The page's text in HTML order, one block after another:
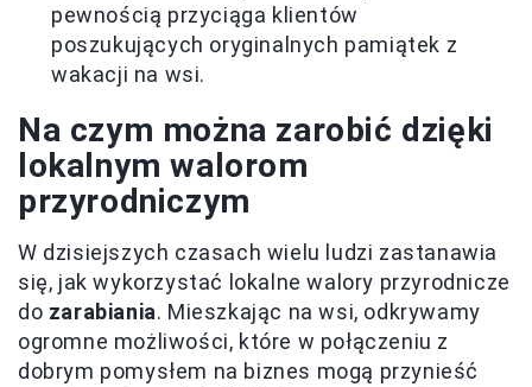
pewnością przyciąga klientów
poszukujących oryginalnych pamiątek z
wakacji na wsi.
Na czym można zarobić dzięki
lokalnym walorom
przyrodniczym
W dzisiejszych czasach wielu ludzi zastanawia
się, jak wykorzystać lokalne walory przyrodnicze
do zarabiania. Mieszkając na wsi, odkrywamy
ogromne możliwości, które w połączeniu z
dobrym pomysłem na biznes mogą przynieść